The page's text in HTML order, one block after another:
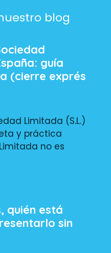
blog
guía
(cierre exprés
Limitada (S.L.)
y práctica
no es
quién está
sin